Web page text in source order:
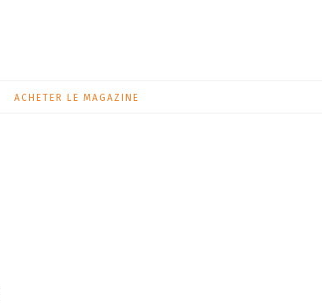
ACHETER LE MAGAZINE